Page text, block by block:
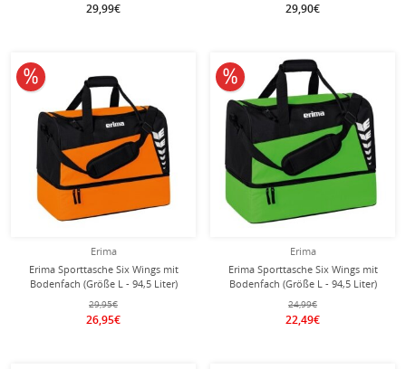
29,99€ 29,90€
Erima
Erima Sporttasche Six Wings mit
Bodenfach (Größe L - 94,5 Liter)
orange/schwarz 60x35x45cm
29,95€
26,95€
10% reduziert
Erima
Erima Sporttasche Six Wings mit
Bodenfach (Größe L - 94,5 Liter)
hellgrün/schwarz 60x35x45cm
24,99€
22,49€
10% reduziert